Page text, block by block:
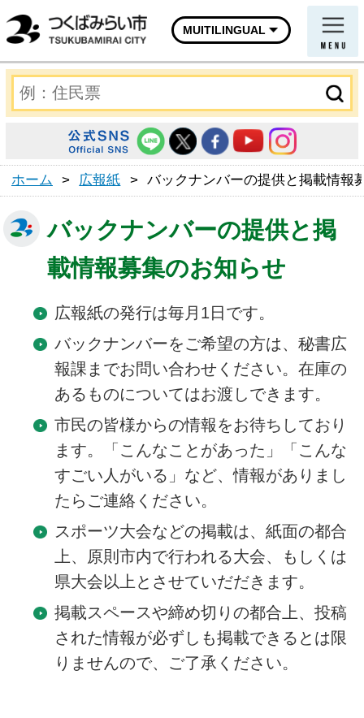
MUITILINGUAL
ホーム > 広報紙 > バックナンバーの提供と掲載情報
バックナンバーの提供と掲
載情報募集のお知らせ
広報紙の発行は毎月1日です。
バックナンバーをご希望の方は、秘書広
報課までお問い合わせください。在庫の
あるものについてはお渡しできます。
市民の皆様からの情報をお待ちしており
ます。「こんなことがあった」「こんな
すごい人がいる」など、情報がありまし
たらご連絡ください。
スポーツ大会などの掲載は、紙面の都合
上、原則市内で行われる大会、もしくは
県大会以上とさせていだだきます。
掲載スペースや締め切りの都合上、投稿
された情報が必ずしも掲載できるとは限
りませんので、ご了承ください。